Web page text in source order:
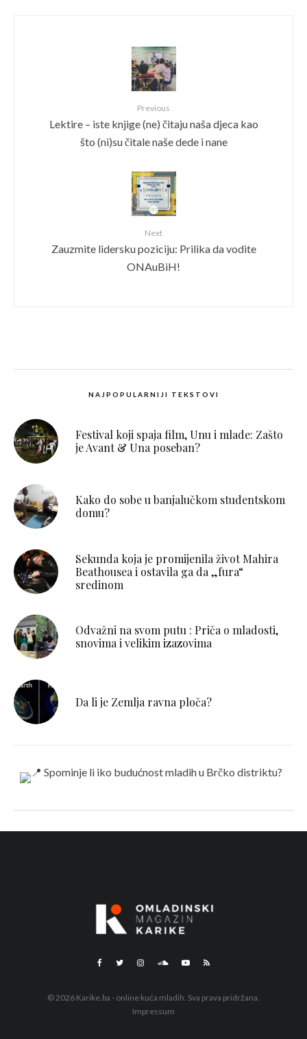
Previous
Lektire – iste knjige (ne) čitaju naša djeca kao
što (ni)su čitale naše dede i nane
Next
Zauzmite lidersku poziciju: Prilika da vodite
ONAuBiH!
NAJPOPULARNIJI TEKSTOVI
Festival koji spaja film, Unu i mlade: Zašto
je Avant & Una poseban?
Kako do sobe u banjalučkom studentskom
domu?
Sekunda koja je promijenila život Mahira
Beathousea i ostavila ga da „fura“
sredinom
Odvažni na svom putu : Priča o mladosti,
snovima i velikim izazovima
Da li je Zemlja ravna ploča?
© 2026 Karike.ba - online kuća mladih. Sva prava pridržana.
Impressum